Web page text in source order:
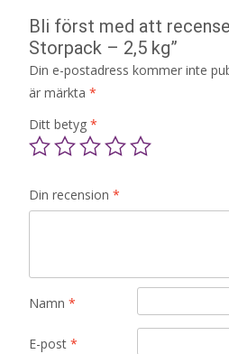
Bli först med att
Storpack – 2,5 kg”
Din e-postadress kommer inte
är märkta *
Ditt betyg *
Din recension *
Namn *
E-post *